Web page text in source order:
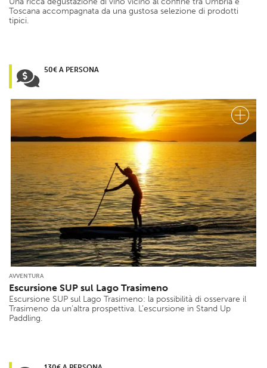
Toscana accompagnata da una gustosa selezione di prodotti
tipici.
50€ A PERSONA
AVVENTURA
Escursione SUP sul Lago Trasimeno
Escursione SUP sul Lago Trasimeno: la possibilità di osservare il
Trasimeno da un’altra prospettiva. L’escursione in Stand Up
Paddling.